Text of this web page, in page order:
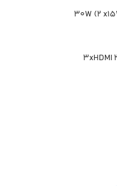
30W (2
3xHDMI